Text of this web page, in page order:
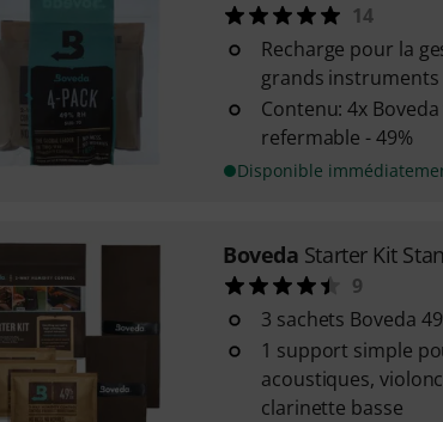
14
Recharge pour la
grands instruments
Contenu: 4x
refermable - 49%
Disponible
Boveda Starter Kit
9
3 sachets Boveda
1 support simple
acoustiques,
clarinette basse